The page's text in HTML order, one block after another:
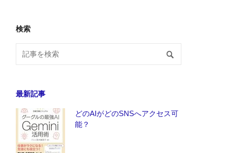
検索
最新記事
どのAIがどのSNSへアクセス可
能？